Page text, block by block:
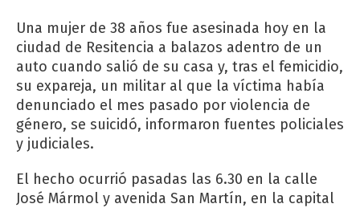
Una mujer de 38 años fue asesinada hoy en la
ciudad de Resitencia a balazos adentro de un
auto cuando salió de su casa y, tras el femicidio,
su expareja, un militar al que la víctima había
denunciado el mes pasado por violencia de
género, se suicidó, informaron fuentes policiales
y judiciales.
El hecho ocurrió pasadas las 6.30 en la calle
José Mármol y avenida San Martín, en la capital